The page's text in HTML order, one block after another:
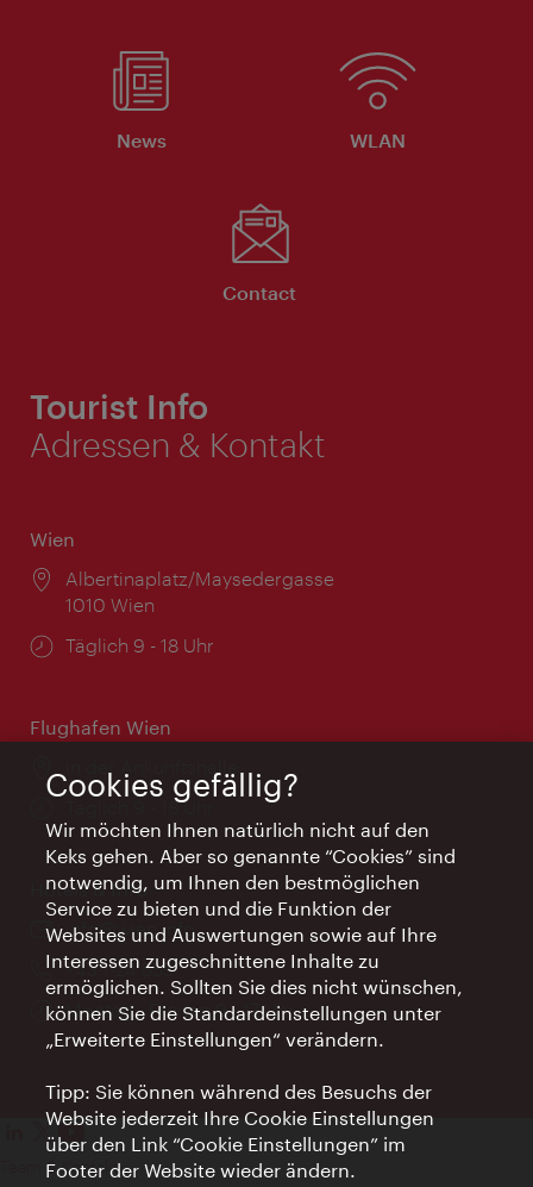
News WLAN
Contact
Tourist Info
Adressen & Kontakt
Wien
Ort:
Albertinaplatz/Maysedergasse
1010 Wien
Öffnungszeiten:
Täglich 9 - 18 Uhr
Flughafen Wien
Öffnungszeiten:
Täglich 9 - 18 Uhr
Hotels & Info
Email:
info@wien.info
Telefon:
+43-1-24 555
Öffnungszeiten:
Montag - Freitag 9 - 17 Uhr
Team & Kontakt
Cookies gefällig?
Wir möchten Ihnen natürlich nicht auf den
Keks gehen. Aber so genannte “Cookies” sind
notwendig, um Ihnen den bestmöglichen
Service zu bieten und die Funktion der
Websites und Auswertungen sowie auf Ihre
Interessen zugeschnittene Inhalte zu
ermöglichen. Sollten Sie dies nicht wünschen,
können Sie die Standardeinstellungen unter
„Erweiterte Einstellungen“ verändern.
Tipp: Sie können während des Besuchs der
Website jederzeit Ihre Cookie Einstellungen
über den Link “Cookie Einstellungen” im
Footer der Website wieder ändern.